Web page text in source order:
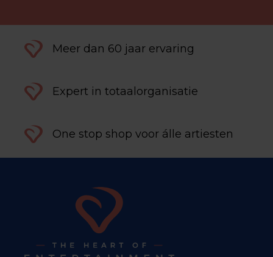
Meer dan 60 jaar ervaring
Expert in totaalorganisatie
One stop shop voor álle artiesten